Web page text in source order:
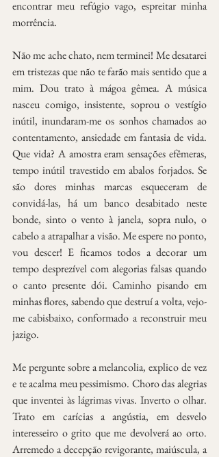
encontrar meu refúgio vago, espreitar minha
morrência.
Não me ache chato, nem terminei! Me desatarei
em tristezas que não te farão mais sentido que a
mim. Dou trato à mágoa gêmea. A música
nasceu comigo, insistente, soprou o vestígio
inútil, inundaram-me os sonhos chamados ao
contentamento, ansiedade em fantasia de vida.
Que vida? A amostra eram sensações efêmeras,
tempo inútil travestido em abalos forjados. Se
são dores minhas marcas esqueceram de
convidá-las, há um banco desabitado neste
bonde, sinto o vento à janela, sopra nulo, o
cabelo a atrapalhar a visão. Me espere no ponto,
vou descer! E ficamos todos a decorar um
tempo desprezível com alegorias falsas quando
o canto presente dói. Caminho pisando em
minhas flores, sabendo que destruí a volta, vejo-
me cabisbaixo, conformado a reconstruir meu
jazigo.
Me pergunte sobre a melancolia, explico de vez
e te acalma meu pessimismo. Choro das alegrias
que inventei às lágrimas vivas. Inverto o olhar.
Trato em carícias a angústia, em desvelo
interesseiro o grito que me devolverá ao orto.
Arremedo a decepção revigorante, maiúscula, a